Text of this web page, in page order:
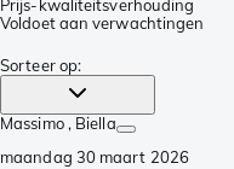
Prijs-kwaliteitsverhouding
Voldoet aan verwachtingen
Sorteer op:
Massimo , Biella
maandag 30 maart 2026